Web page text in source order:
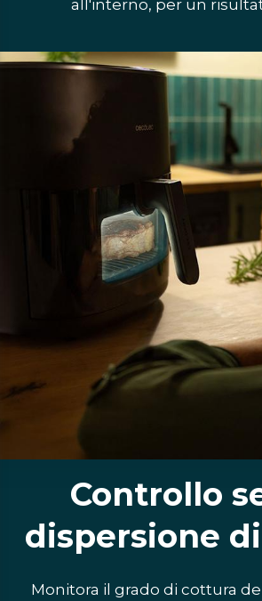
all'interno, per un
Controllo
dispersione
Monitora il grado di cottura